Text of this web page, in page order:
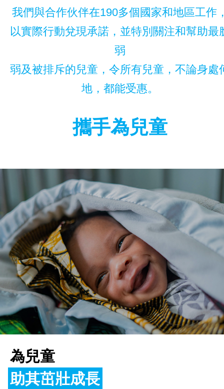
我們與合作伙伴在190多個國家和地區工作
以實際行動兌現承諾，並特別關注和幫助最
弱
弱及被排斥的兒童，令所有兒童，不論身處
地，都能受惠。
攜手為兒童
為兒童
助其茁壯成長